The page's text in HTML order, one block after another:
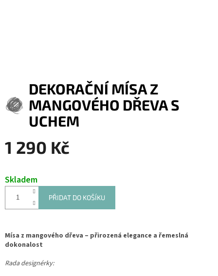
DEKORAČNÍ MÍSA Z
MANGOVÉHO DŘEVA S
UCHEM
1 290 Kč
Skladem
PŘIDAT DO KOŠÍKU
Mísa z mangového dřeva – přirozená elegance a řemeslná
dokonalost
Rada designérky: